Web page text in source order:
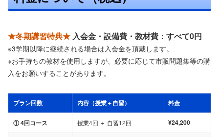
★冬期講習特典★ 入会金・設備費・教材費：すべて0円
※3学期以降に継続される場合は入会金を頂戴します。
※お手持ちの教材を使用しますが、必要に応じて市販問題集等の購
入をお願いすることがあります。
プラン回数 内容（授業＋自習） 料金
① 4回コース 授業4回 ＋ 自習12回 ¥24,200